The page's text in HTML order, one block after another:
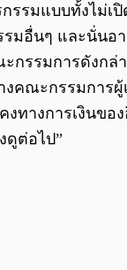
รรมแบบทั้งไม่เ
รมอื่นๆ และนั่นอ
กรรมการดังกล่
งคณะกรรมการ
ทางการเงินขอ
ดูต่อไป”